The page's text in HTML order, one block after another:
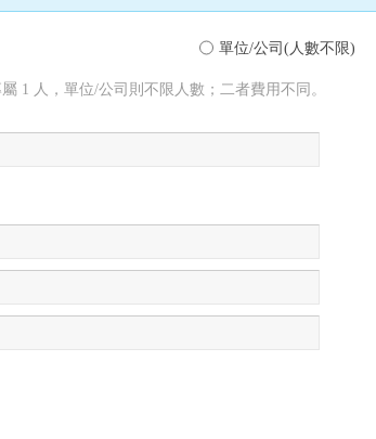
單位/公司(人數不限)
1 人，單位/公司則不限人數；二者費用不同。